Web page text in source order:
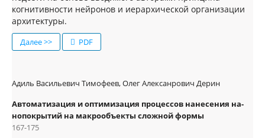
когнитивности нейронов и иерархической организации
архитектуры.
Далее >> PDF
Адиль Васильевич Тимофеев, Олег Алексанрович Дерин
Автоматизация и оптимизация процессов нанесения на-
нопокрытий на макрообъекты сложной формы
167-175